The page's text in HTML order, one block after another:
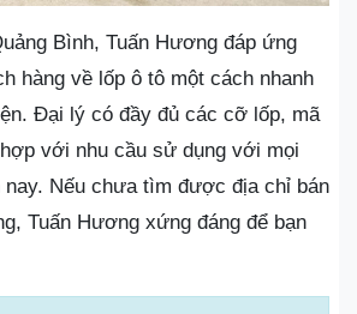
Bình, Tuấn Hương đáp ứng
hàng về lốp ô tô một cách nhanh
Đại lý có đầy đủ các cỡ lốp, mã
với nhu cầu sử dụng với mọi
nay. Nếu chưa tìm được địa chỉ bán
Tuấn Hương xứng đáng để bạn